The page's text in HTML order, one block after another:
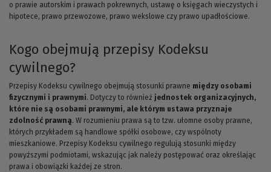
o prawie autorskim i prawach pokrewnych, ustawę o księgach wieczystych i
hipotece, prawo przewozowe, prawo wekslowe czy prawo upadłościowe.
Kogo obejmują przepisy Kodeksu
cywilnego?
Przepisy Kodeksu cywilnego obejmują stosunki prawne między osobami
fizycznymi i prawnymi. Dotyczy to również jednostek organizacyjnych,
które nie są osobami prawnymi, ale którym ustawa przyznaje
zdolność prawną. W rozumieniu prawa są to tzw. ułomne osoby prawne,
których przykładem są handlowe spółki osobowe, czy wspólnoty
mieszkaniowe. Przepisy Kodeksu cywilnego regulują stosunki między
powyższymi podmiotami, wskazując jak należy postępować oraz określając
prawa i obowiązki każdej ze stron.